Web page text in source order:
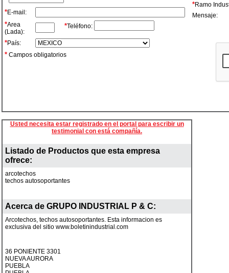
*E-mail:
*Area
(Lada):
*Teléfono:
*País:
* Campos obligatorios
*Ramo
Mensaje:
Usted necesita estar registrado en el portal para escribir un
testimonial con está compañía.
Listado de Productos que esta empresa
ofrece:
arcotechos
techos autosoportantes
Acerca de GRUPO INDUSTRIAL P & C:
Arcotechos, techos autosoportantes. Esta informacion es
exclusiva del sitio www.boletinindustrial.com
36 PONIENTE 3301
NUEVA AURORA
PUEBLA